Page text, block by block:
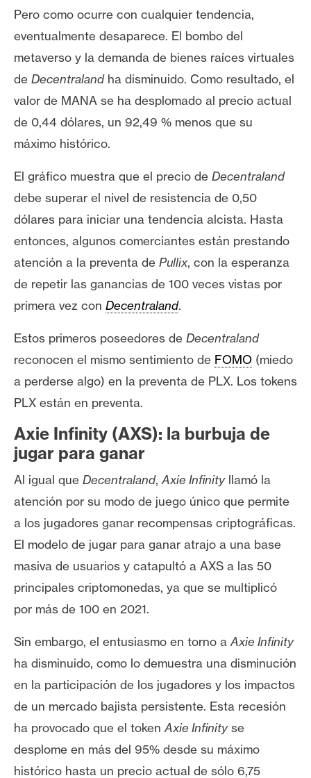
P
r
e
n
a
e
s
e
c
r
s
o
s
C
o
n
t
c
t
o
y
u
b
i
c
i
d
d
Pero como ocurre con cualquier tendencia,
eventualmente desaparece. El bombo del
metaverso y la demanda de bienes raíces virtuales
de Decentralandha disminuido. Como resultado, el
valor de MANA se ha desplomado al precio actual
de 0,44 dólares, un 92,49 % menos que su
máximo histórico.
El gráfico muestra que el precio de Decentraland
debe superar el nivel de resistencia de 0,50
dólares para iniciar una tendencia alcista. Hasta
entonces, algunos comerciantes están prestando
atención a la preventa de Pullix, con la esperanza
de repetir las ganancias de 100 veces vistas por
primera vez con Decentraland.
Estos primeros poseedores de Decentraland
reconocen el mismo sentimiento de FOMO (miedo
a perderse algo) en la preventa de PLX. Los tokens
PLX están en preventa.
Axie Infinity (AXS): la burbuja de
jugar para ganar
Al igual que Decentraland, Axie Infinityllamó la
atención por su modo de juego único que permite
a los jugadores ganar recompensas criptográficas.
El modelo de jugar para ganar atrajo a una base
masiva de usuarios y catapultó a AXS a las 50
principales criptomonedas, ya que se multiplicó
por más de 100 en 2021.
Sin embargo, el entusiasmo en torno a Axie Infinity
ha disminuido, como lo demuestra una disminución
en la participación de los jugadores y los impactos
de un mercado bajista persistente. Esta recesión
ha provocado que el token Axie Infinityse
desplome en más del 95% desde su máximo
histórico hasta un precio actual de sólo 6,75